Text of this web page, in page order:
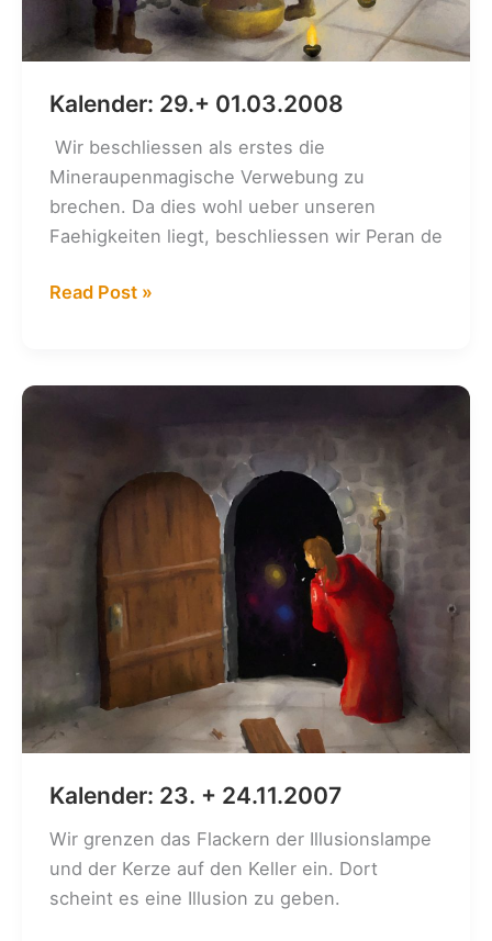
Kalender: 29.+ 01.03.2008
Wir beschliessen als erstes die
Mineraupenmagische Verwebung zu
brechen. Da dies wohl ueber unseren
Faehigkeiten liegt, beschliessen wir Peran de
Kalender:
Read Post »
Kalender: 23. + 24.11.2007
Wir grenzen das Flackern der Illusionslampe
und der Kerze auf den Keller ein. Dort
scheint es eine Illusion zu geben.